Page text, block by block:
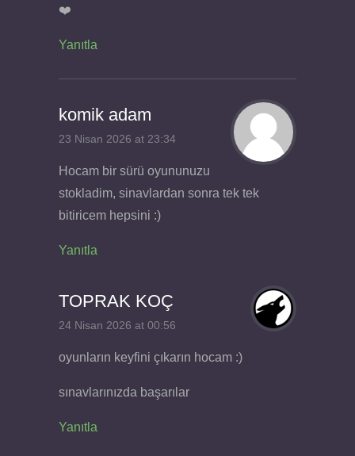
❤️
Yanıtla
komik adam
23 Nisan 2026 at 23:34
Hocam bir sürü oyununuzu
stokladim, sinavlardan sonra tek tek
bitiricem hepsini :)
Yanıtla
TOPRAK KOÇ
24 Nisan 2026 at 00:56
oyunların keyfini çıkarın hocam :)
sınavlarınızda başarılar
Yanıtla